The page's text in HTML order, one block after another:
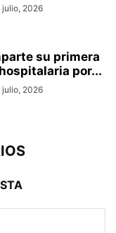
julio, 2026
su primera
por...
julio, 2026